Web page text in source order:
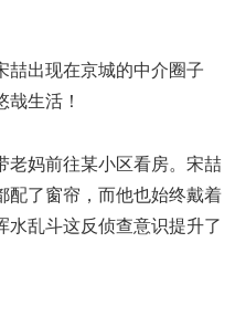
喆出现在京城的中介圈子
生活！
老妈前往某小区看房。宋喆
配了窗帘，而他也始终戴着
水乱斗这反侦查意识提升了